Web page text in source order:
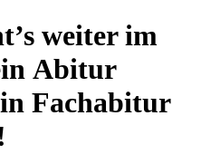
weiter im
Abitur
Fachabitur